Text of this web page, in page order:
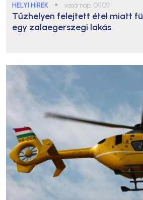
HELYI HÍREK ● vasárnap, 09:09
Tűzhelyen felejtett étel miatt
egy zalaegerszegi lakás